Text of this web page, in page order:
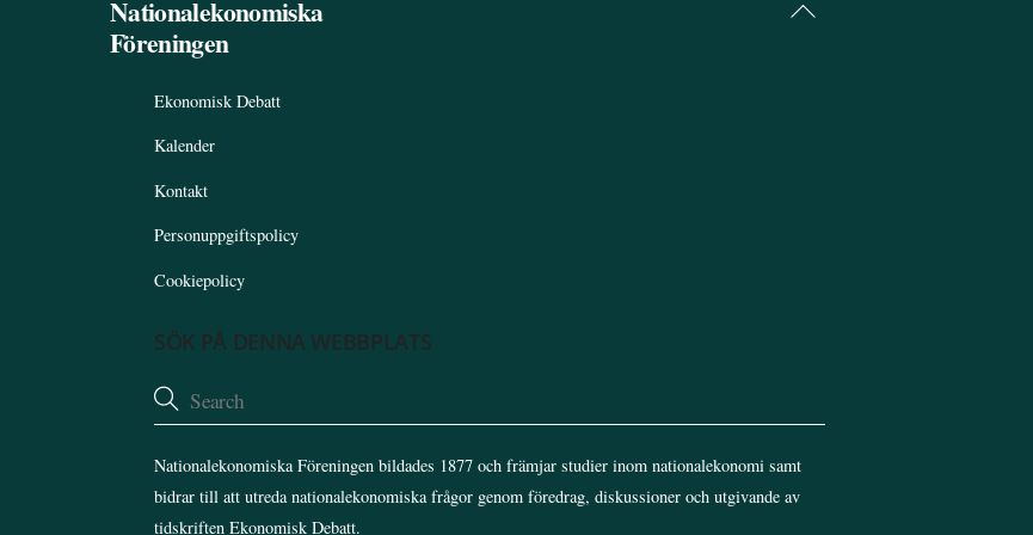
Back
Nationalekonomiska
Föreningen
Ekonomisk Debatt
Kalender
Kontakt
Personuppgiftspolicy
Cookiepolicy
SÖK PÅ DENNA WEBBPLATS
Nationalekonomiska Föreningen bildades 1877 och främjar studier inom nationalekonomi samt
bidrar till att utreda nationalekonomiska frågor genom föredrag, diskussioner och utgivande av
tidskriften Ekonomisk Debatt.